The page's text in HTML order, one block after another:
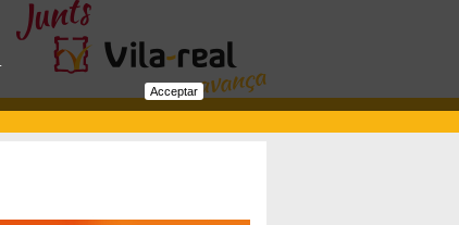
Acceptar